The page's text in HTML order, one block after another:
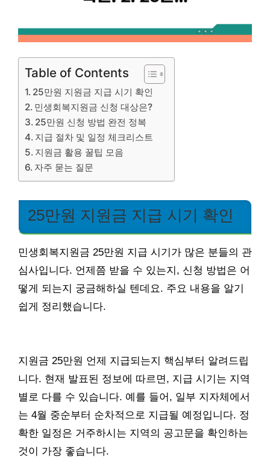
Table of Contents
25만원 지원금 지급 시기 확인
민생회복지원금 신청 대상은?
25만원 신청 방법 완전 정복
지급 절차 및 일정 체크리스트
지원금 활용 꿀팁 모음
자주 묻는 질문
25만원 지원금 지급 시기 확인
민생회복지원금 25만원 지급 시기가 많은 분들의 관
심사입니다. 언제쯤 받을 수 있는지, 신청 방법은 어
떻게 되는지 궁금해하실 텐데요. 주요 내용을 알기
쉽게 정리했습니다.
지원금 25만원 언제 지급되는지 핵심부터 알려드립
니다. 현재 발표된 정보에 따르면, 지급 시기는 지역
별로 다를 수 있습니다. 예를 들어, 일부 지자체에서
는 4월 중순부터 순차적으로 지급될 예정입니다. 정
확한 일정은 거주하시는 지역의 공고문을 확인하는
것이 가장 좋습니다.